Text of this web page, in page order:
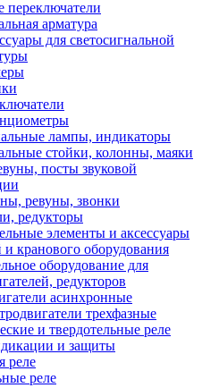
переключатели
арматура
для светосигнальной
лампы, индикаторы
стойки, колонны, маяки
посты звуковой
ревуны, звонки
редукторы
элементы и аксессуары
и кранового оборудования
оборудование для
редукторов
асинхронные
трехфазные
и твердотельные реле
и защиты
реле
реле